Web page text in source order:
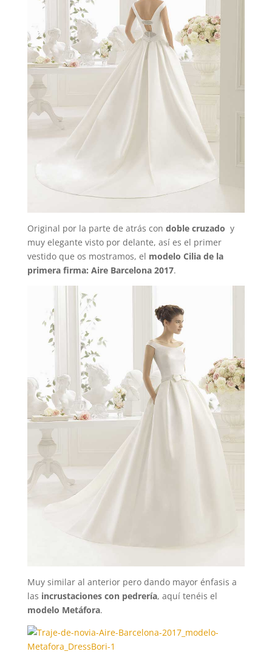
Original por la parte de atrás con doble cruzado y
muy elegante visto por delante, así es el primer
vestido que os mostramos, el modelo Cilia de la
primera firma: Aire Barcelona 2017.
Muy similar al anterior pero dando mayor énfasis a
las incrustaciones con pedrería, aquí tenéis el
modelo Metáfora.